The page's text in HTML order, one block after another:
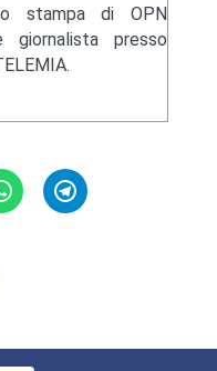
stampa di OPN
giornalista presso